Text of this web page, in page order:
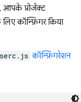
आपके प्रोजेक्ट
कॉन्फ़िगर किया
कॉन्फ़िगरेशन